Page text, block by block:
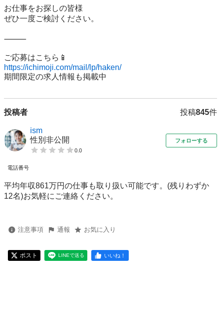
お仕事をお探しの皆様
ぜひ一度ご検討ください。
⸻
https://ichimoji.com/mail/lp/haken/
期間限定の求人情報も掲載中
投稿者 投稿845件
ism
性別非公開
0.0
フォローする
電話番号
平均年収861万円の仕事も取り扱い可能です。(残りわずか
12名)お気軽にご連絡ください。
注意事項 通報 お気に入り
ポスト LINEで送る いいね！